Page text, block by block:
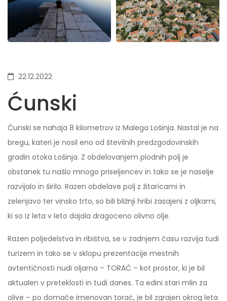
22.12.2022
Ćunski
Ćunski se nahaja 8 kilometrov iz Malega Lošinja. Nastal je na
bregu, kateri je nosil eno od številnih predzgodovinskih
gradin otoka Lošinja. Z obdelovanjem plodnih polj je
obstanek tu našlo mnogo priseljencev in tako se je naselje
razvijalo in širilo. Razen obdelave polj z žitaricami in
zelenjavo ter vinsko trto, so bili bližnji hribi zasajeni z oljkami,
ki so iz leta v leto dajala dragoceno olivno olje.
Razen poljedelstva in ribištva, se v zadnjem času razvija tudi
turizem in tako se v sklopu prezentacije mestnih
avtentičnosti nudi oljarna – TORAĆ – kot prostor, ki je bil
aktualen v preteklosti in tudi danes. Ta edini stari mlin za
olive – po domače imenovan torać, je bil zgrajen okrog leta